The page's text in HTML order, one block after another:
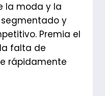
la moda y la
y
Premia el
falta de
rápidamente